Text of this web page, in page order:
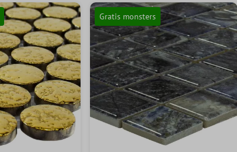
Gratis monsters